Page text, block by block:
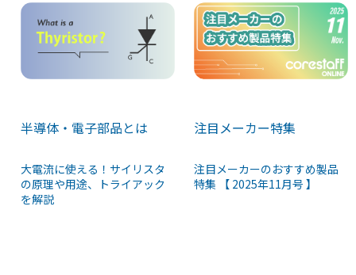
半導体・電子部品とは
大電流に使える！サイリスタ
の原理や用途、トライアック
を解説
注目メーカー特集
注目メーカーのおすすめ製品
特集 【 2025年11月号 】